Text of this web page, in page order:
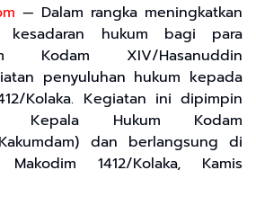
— Dalam rangka meningkatkan
kesadaran hukum bagi para
Kodam XIV/Hasanuddin
penyuluhan hukum kepada
Kolaka. Kegiatan ini dipimpin
Kepala Hukum Kodam
dan berlangsung di
1412/Kolaka, Kamis